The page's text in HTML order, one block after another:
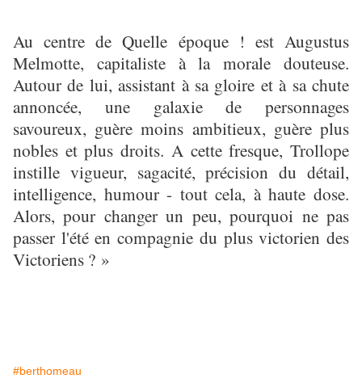
Au centre de Quelle époque ! est Augustus
Melmotte, capitaliste à la morale douteuse.
Autour de lui, assistant à sa gloire et à sa chute
annoncée, une galaxie de personnages
savoureux, guère moins ambitieux, guère plus
nobles et plus droits. A cette fresque, Trollope
instille vigueur, sagacité, précision du détail,
intelligence, humour - tout cela, à haute dose.
Alors, pour changer un peu, pourquoi ne pas
passer l'été en compagnie du plus victorien des
Victoriens ? »
#berthomeau